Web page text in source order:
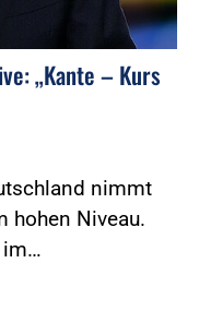
„Kante – Kurs
nimmt
hohen Niveau.
im…